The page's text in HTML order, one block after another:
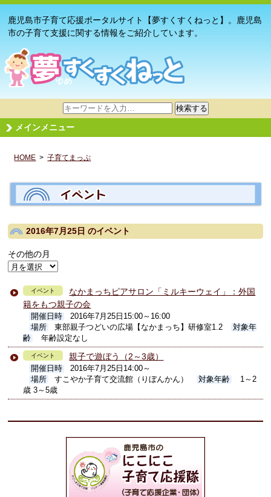
鹿児島市子育て応援ポータルサイト【夢すくすくねっと】。鹿児島
市の子育て支援に関する情報をご紹介しています。
サ
イ
ト
検
検索する
メインメニュー
HOME >子育てまっぷ
2016年7月25日のイベント
その他の月
イベント
なかまっちピアサロン「ミルキーウェイ」：外国
籍をもつ親子の会
開催日時
2016年7月25日15:00～16:00
場所
東部親子つどいの広場【なかまっち】研修室1.2
対象年
齢
年齢設定なし
イベント 親子で遊ぼう（2～3歳）
開催日時
2016年7月25日14:00～
場所
すこやか子育て交流館（りぼんかん） 対象年齢
1～2
歳 3～5歳